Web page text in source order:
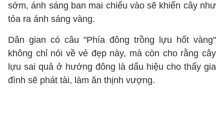
sớm, ánh sáng ban mai chiếu vào sẽ khiến cây như
tỏa ra ánh sáng vàng.
Dân gian có câu "Phía đông trồng lựu hốt vàng"
không chỉ nói về vẻ đẹp này, mà còn cho rằng cây
lựu sai quả ở hướng đông là dấu hiệu cho thấy gia
đình sẽ phát tài, làm ăn thịnh vượng.